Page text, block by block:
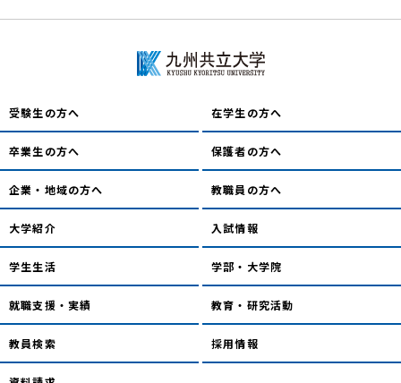
受験生の方へ 在学生の方へ
卒業生の方へ 保護者の方へ
企業・地域の方へ 教職員の方へ
大学紹介 入試情報
学生生活 学部・大学院
就職支援・実績 教育・研究活動
教員検索 採用情報